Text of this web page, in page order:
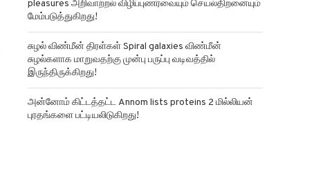
pleasures அறிவாற்றல் விழிப்புணர்வையும் செயல்திறனையும்
மேம்படுத்துகிறது!
சுழல் விண்மீன் திரள்கள் Spiral galaxies விண்மீன்
சுழல்களாக மாறுவதற்கு முன்பு பருப்பு வடிவத்தில்
இருந்திருக்கிறது!
அன்னோம் கிட்டத்தட்ட Annom lists proteins 2 மில்லியன்
புரதங்களை பட்டியலிடுகிறது!